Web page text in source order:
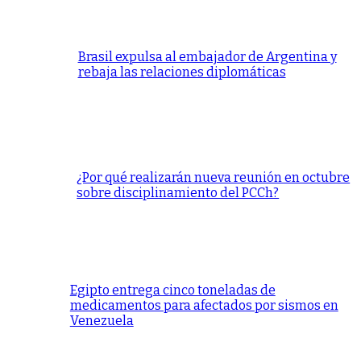
Brasil expulsa al embajador de Argentina y
rebaja las relaciones diplomáticas
¿Por qué realizarán nueva reunión en octubre
sobre disciplinamiento del PCCh?
Egipto entrega cinco toneladas de
medicamentos para afectados por sismos en
Venezuela